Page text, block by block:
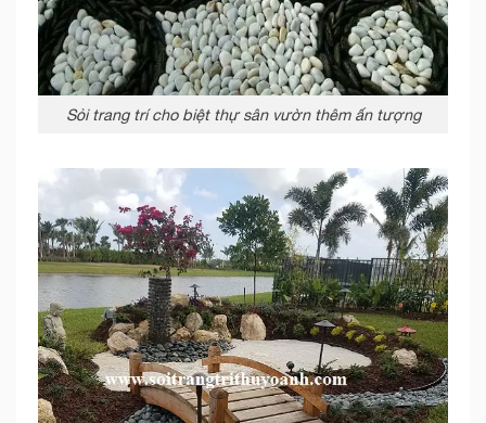
Sỏi trang trí cho biệt thự sân vườn thêm ấn tượng